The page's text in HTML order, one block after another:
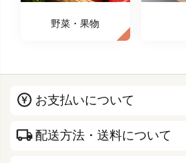
野菜・果物
お支払いについて
配送方法・送料について